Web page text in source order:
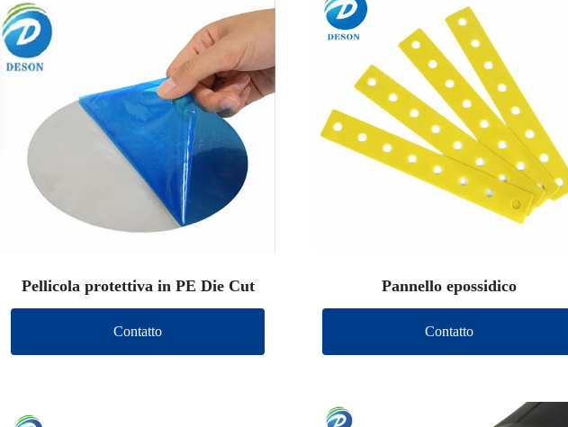
Pellicola protettiva in PE Die Cut
Contatto
Pannello epossidico
Contatto